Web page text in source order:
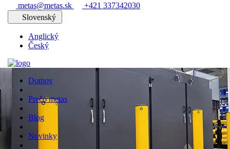
metas@metas.sk
+421 337342030
Slovenský
Anglický
Český
Domov
Prečo metas
Blog
Novinky